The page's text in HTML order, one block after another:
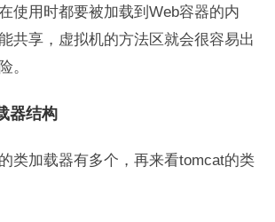
使用时都要被加载到Web容器的内
共享，虚拟机的方法区就会很容易出
。
器结构
类加载器有多个，再来看tomcat的类